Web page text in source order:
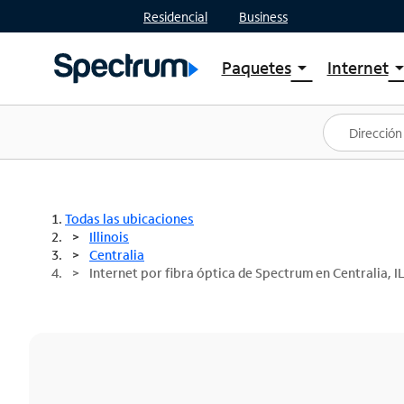
Residencial Business
Paquetesarrow_drop_down
Ver paquetes
Spectrum One
Mejores ofertas
Internetarrow_drop_down
Planes
Todas las ubicaciones
Illinois
Centralia
Internet por fibra óptica de Spectrum en Centralia, IL